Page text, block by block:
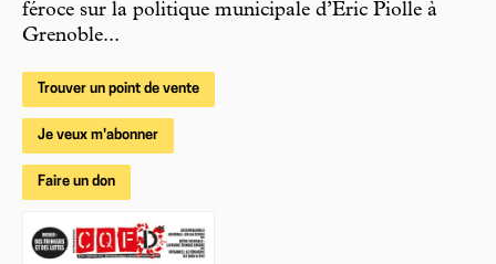
féroce sur la politique municipale d’Éric Piolle à
Grenoble...
Trouver un point de vente
Je veux m'abonner
Faire un don